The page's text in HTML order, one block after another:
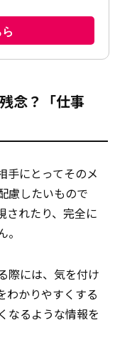
念？「仕事
手にとってそのメ
慮したいもので
されたり、完全に
際には、気を付け
わかりやすくする
なるような情報を